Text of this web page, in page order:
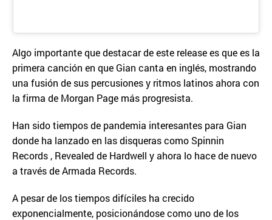
Algo importante que destacar de este release es que es la
primera canción en que Gian canta en inglés, mostrando
una fusión de sus percusiones y ritmos latinos ahora con
la firma de Morgan Page más progresista.
Han sido tiempos de pandemia interesantes para Gian
donde ha lanzado en las disqueras como Spinnin
Records , Revealed de Hardwell y ahora lo hace de nuevo
a través de Armada Records.
A pesar de los tiempos difíciles ha crecido
exponencialmente, posicionándose como uno de los